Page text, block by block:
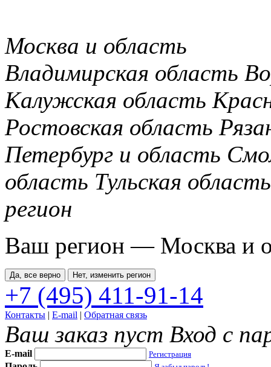
Москва и область
Владимирская область
Калужская область
Ростовская область
Петербург и область
область Тульская область
регион
Ваш регион — Москва и
Да, все верно Нет, изменить регион
+7 (495) 411-91-14
Контакты | E-mail | Обратная связь
Ваш заказ пуст Вход с
E-mail Регистрация